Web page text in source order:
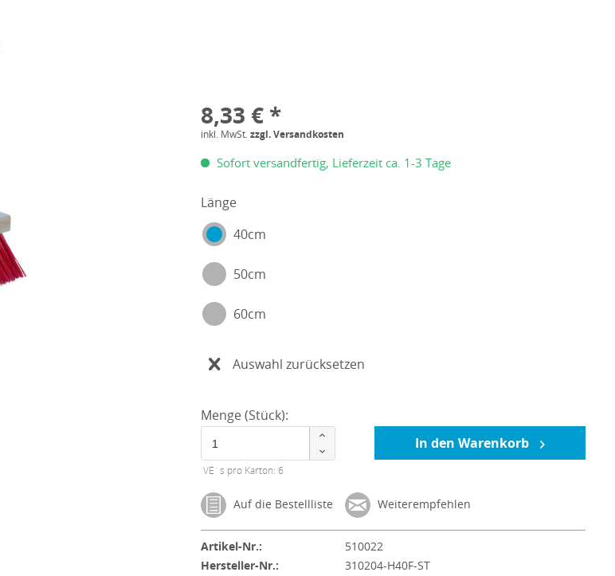
8,33 € *
inkl. MwSt.zzgl. Versandkosten
Sofort versandfertig, Lieferzeit ca. 1-3 Tage
Länge
40cm
50cm
60cm
Auswahl zurücksetzen
Menge (Stück):
VE´s pro Karton: 6
In den Warenkorb
Auf die Bestellliste Weiterempfehlen
Artikel-Nr.:
510022
Hersteller-Nr.:
310204-H40F-ST